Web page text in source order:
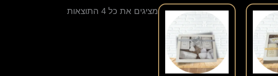
מציגים את כל ⁦4⁩ התוצאות